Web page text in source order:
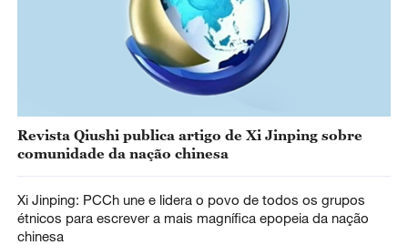
Revista Qiushi publica artigo de Xi Jinping sobre
comunidade da nação chinesa
Xi Jinping: PCCh une e lidera o povo de todos os grupos
étnicos para escrever a mais magnífica epopeia da nação
chinesa